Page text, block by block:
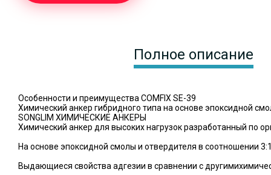
Полное описание
Особенности и преимущества COMFIX SE-39
Химический анкер гибридного типа на основе эпоксидной
SONGLIM ХИМИЧЕСКИЕ АНКЕРЫ
Химический анкер для высоких нагрузок разработанный по
На основе эпоксидной смолы и отвердителя в соотношении
Выдающиеся свойства адгезии в сравнении с